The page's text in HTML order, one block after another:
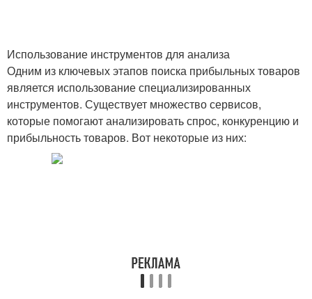
перепродажи
Товары на озон Популярные товары
Использование инструментов для анализа
Одним из ключевых этапов поиска прибыльных товаров
является использование специализированных
инструментов. Существует множество сервисов,
которые помогают анализировать спрос, конкуренцию и
прибыльность товаров. Вот некоторые из них: